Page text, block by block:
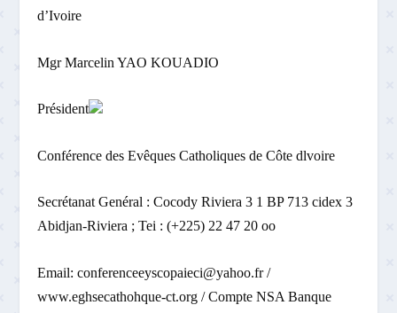
d’Ivoire
Mgr Marcelin YAO KOUADIO
Président
Conférence des Evêques Catholiques de Côte dlvoire
Secrétanat Genéral : Cocody Riviera 3 1 BP 713 cidex 3
Abidjan-Riviera ; Tei : (+225) 22 47 20 oo
Email: conferenceeyscopaieci@yahoo.fr /
www.eghsecathohque-ct.org / Compte NSA Banque